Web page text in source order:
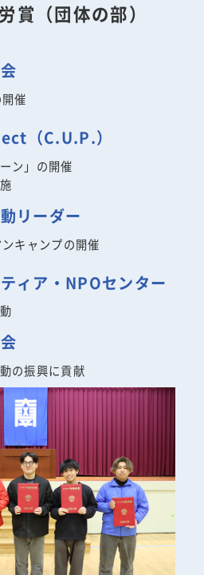
賞（団体の部）
催
（C.U.P.）
ン」の開催
リーダー
キャンプの開催
ィア・NPOセンター
の振興に貢献